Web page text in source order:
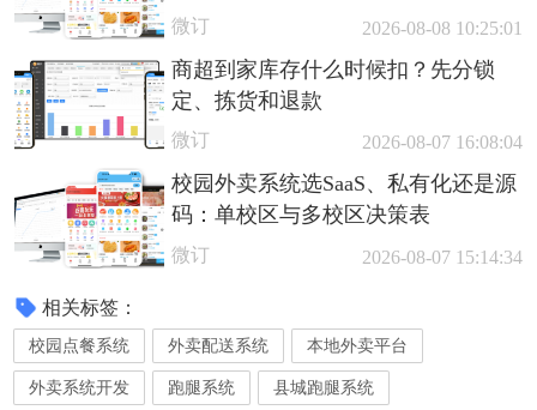
微订 2026-08-08 10:25:01
商超到家库存什么时候扣？先分锁
定、拣货和退款
微订 2026-08-07 16:08:04
校园外卖系统选SaaS、私有化还是源
码：单校区与多校区决策表
微订 2026-08-07 15:14:34
相关标签：
校园点餐系统 外卖配送系统 本地外卖平台
外卖系统开发 跑腿系统 县城跑腿系统